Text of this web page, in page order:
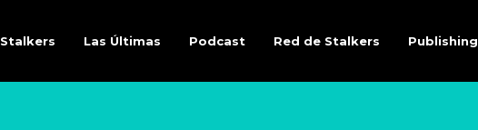
Stalkers Las Últimas Podcast Red de Stalkers Publishing